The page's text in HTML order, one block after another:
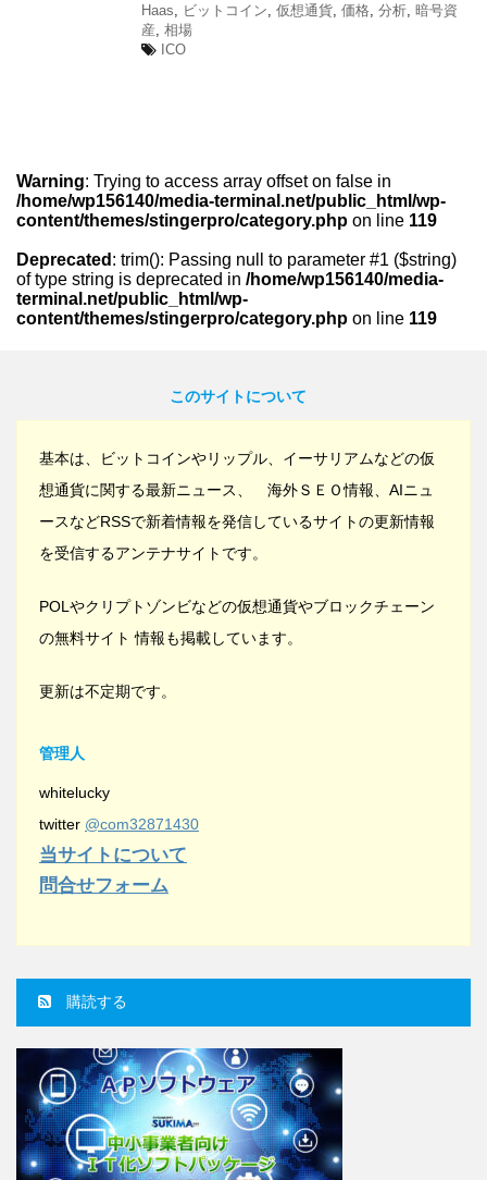
Haas
ビットコイン 仮想通貨 価格 分析 暗号資
産 相場
ICO
Warning: Trying to access array offset on false in
/home/wp156140/media-terminal.net/public_html/wp-
content/themes/stingerpro/category.php on line 119
Deprecated : trim(): Passing null to parameter #1 ($string)
of type string is deprecated in /home/wp156140/media-
terminal.net/public_html/wp-
content/themes/stingerpro/category.php on line 119
このサイトについて
基本は、ビットコインやリップル、イーサリアムなどの仮
想通貨に関する最新ニュース、 海外ＳＥＯ情報、AIニュ
ースなどRSSで新着情報を発信しているサイトの更新情報
を受信するアンテナサイトです。
POLやクリプトゾンビなどの仮想通貨やブロックチェーン
の無料サイト 情報も掲載しています。
更新は不定期です。
管理人
whitelucky
twitter @com32871430
当サイトについて
問合せフォーム
購読する